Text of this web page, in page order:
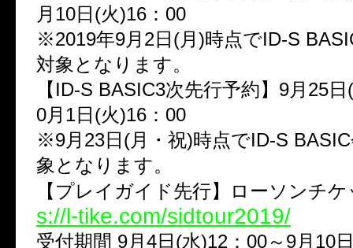
月10日(火)16：00
※2019年9月2日(月)時点でID-S
対象となります。
【ID-S BASIC3次先行予約】9月25
0月1日(火)16：00
※9月23日(月・祝)時点でID-S
象となります。
【プレイガイド先行】ローソンチ
s://l-tike.com/sidtour2019/
受付期間 9月4日(水)12：00～9月10